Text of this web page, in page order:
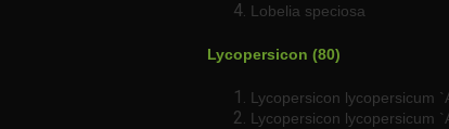
Lobelia speciosa
Lycopersicon (80)
Lycopersicon lycopersicum
Lycopersicon lycopersicum